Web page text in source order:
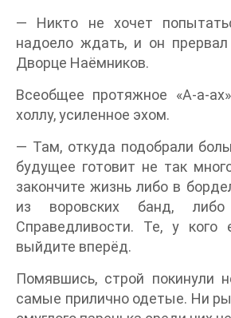
— Никто не хочет
надоело ждать, и он
Дворце Наёмников.
Всеобщее протяжное «А-а-
холлу, усиленное эхом.
— Там, откуда подобрали
будущее готовит не так
закончите жизнь либо в
из воровских банд,
Справедливости. Те, у кого
выйдите вперёд.
Помявшись, строй покинули
самые прилично одетые. Ни